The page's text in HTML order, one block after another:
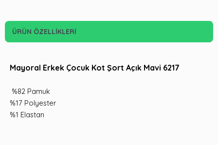
ÜRÜN ÖZELLIKLERI
Mayoral Erkek Çocuk Kot Şort Açık Mavi 6217
%82 Pamuk
%17 Polyester
%1 Elastan